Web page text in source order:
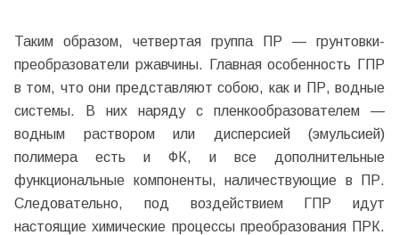
Таким образом, четвертая группа ПР — грунтовки-
преобразователи ржавчины. Главная особенность ГПР
в том, что они представляют собою, как и ПР, водные
системы. В них наряду с пленкообразователем —
водным раствором или дисперсией (эмульсией)
полимера есть и ФК, и все дополнительные
функциональные компоненты, наличествующие в ПР.
Следовательно, под воздействием ГПР идут
настоящие химические процессы преобразования ПРК.